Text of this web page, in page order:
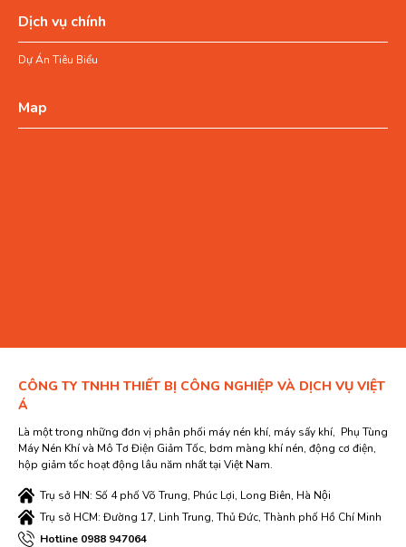
Dịch vụ chính
Dự Án Tiêu Biểu
Map
CÔNG TY TNHH THIẾT BỊ CÔNG NGHIỆP VÀ DỊCH VỤ VIỆT
Á
Là một trong những đơn vị phân phối máy nén khí, máy sấy khí, Phụ Tùng
Máy Nén Khí và Mô Tơ Điện Giảm Tốc, bơm màng khí nén, động cơ điện,
hộp giảm tốc hoạt động lâu năm nhất tại Việt Nam.
Trụ sở HN: Số 4 phố Võ Trung, Phúc Lợi, Long Biên, Hà Nội
Trụ sở HCM: Đường 17, Linh Trung, Thủ Đức, Thành phố Hồ Chí Minh
Hotline 0988 947064